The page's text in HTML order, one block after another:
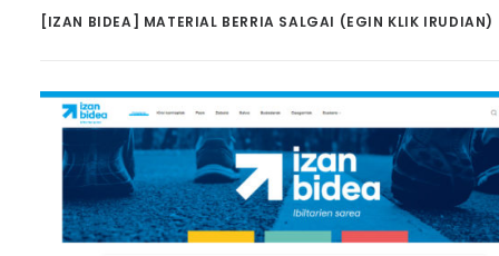
[IZAN BIDEA] MATERIAL BERRIA SALGAI (EGIN KLIK IRUDIAN)